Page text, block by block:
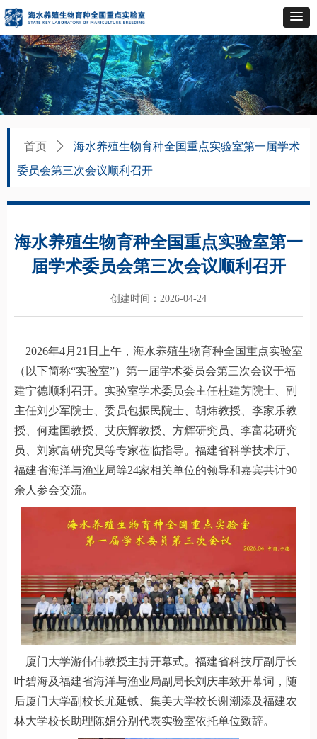
首页 ꄲ
海水养殖生物育种全国重点实验室第一届学术
委员会第三次会议顺利召开
海水养殖生物育种全国重点实验室第一
届学术委员会第三次会议顺利召开
创建时间： 2026-04-24
2026年4月21日上午，海水养殖生物育种全国重点实验室
（以下简称“实验室”）第一届学术委员会第三次会议于福
建宁德顺利召开。实验室学术委员会主任桂建芳院士、副
主任刘少军院士、委员包振民院士、胡炜教授、李家乐教
授、何建国教授、艾庆辉教授、方辉研究员、李富花研究
员、刘家富研究员等专家莅临指导。福建省科学技术厅、
福建省海洋与渔业局等24家相关单位的领导和嘉宾共计90
余人参会交流。
厦门大学游伟伟教授主持开幕式。福建省科技厅副厅长
叶碧海及福建省海洋与渔业局副局长刘庆丰致开幕词，随
后厦门大学副校长尤延铖、集美大学校长谢潮添及福建农
林大学校长助理陈娟分别代表实验室依托单位致辞。